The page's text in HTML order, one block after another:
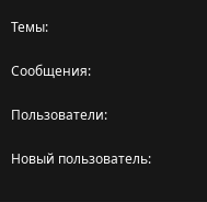
Темы
Сообщения
Пользователи
Новый пользователь